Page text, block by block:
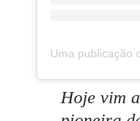
Hoje vim